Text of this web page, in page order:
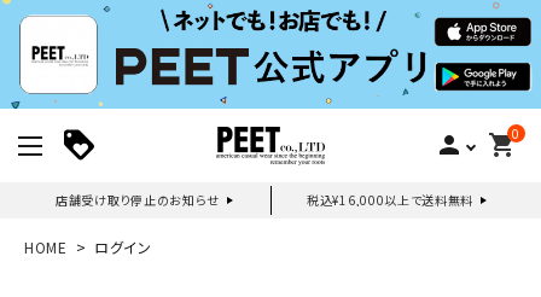
person 0
shopping_cart
店舗受け取り停止のお知らせ 税込¥16,000以上で送料無料
新規会員登録｜ログイン
HOME ログイン